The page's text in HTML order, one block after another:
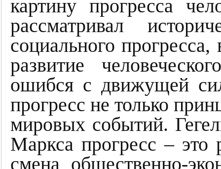
картину прогресса
рассматривал
социального
развитие
ошибся с движущей
прогресс не только
мировых событий.
Маркса прогресс – это
смена общественно-